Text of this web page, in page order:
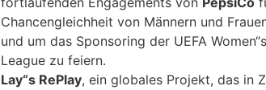
Chancengleichheit von Männern und
und um das Sponsoring der UEFA
League zu feiern.
Lay“s RePlay, ein globales Projekt, das in